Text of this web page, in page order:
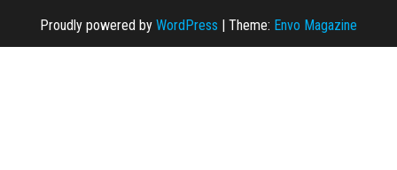
Proudly powered by WordPress | Theme: Envo Magazine